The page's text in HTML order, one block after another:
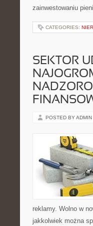
zainwestowaniu
CATEGORIES:
SEKTOR
POSTED BY ADMIN
reklamy. Wolno w
jakkolwiek można